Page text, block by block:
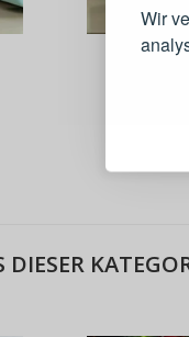
Wir
Live-